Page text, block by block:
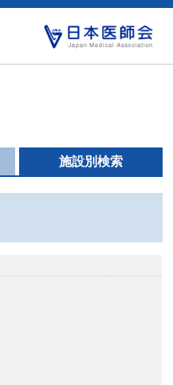
施設別検索